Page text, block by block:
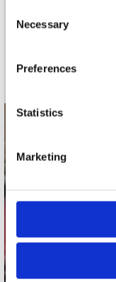
Selection
Necessary
Preferences
Statistics
Marketing